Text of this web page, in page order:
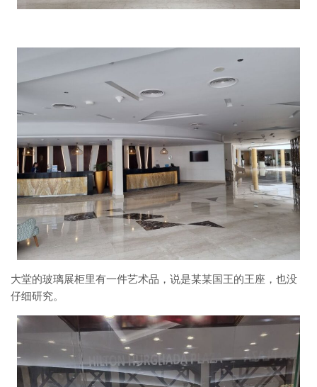
大堂的玻璃展柜里有一件艺术品，说是某某国王的王座，也没
仔细研究。